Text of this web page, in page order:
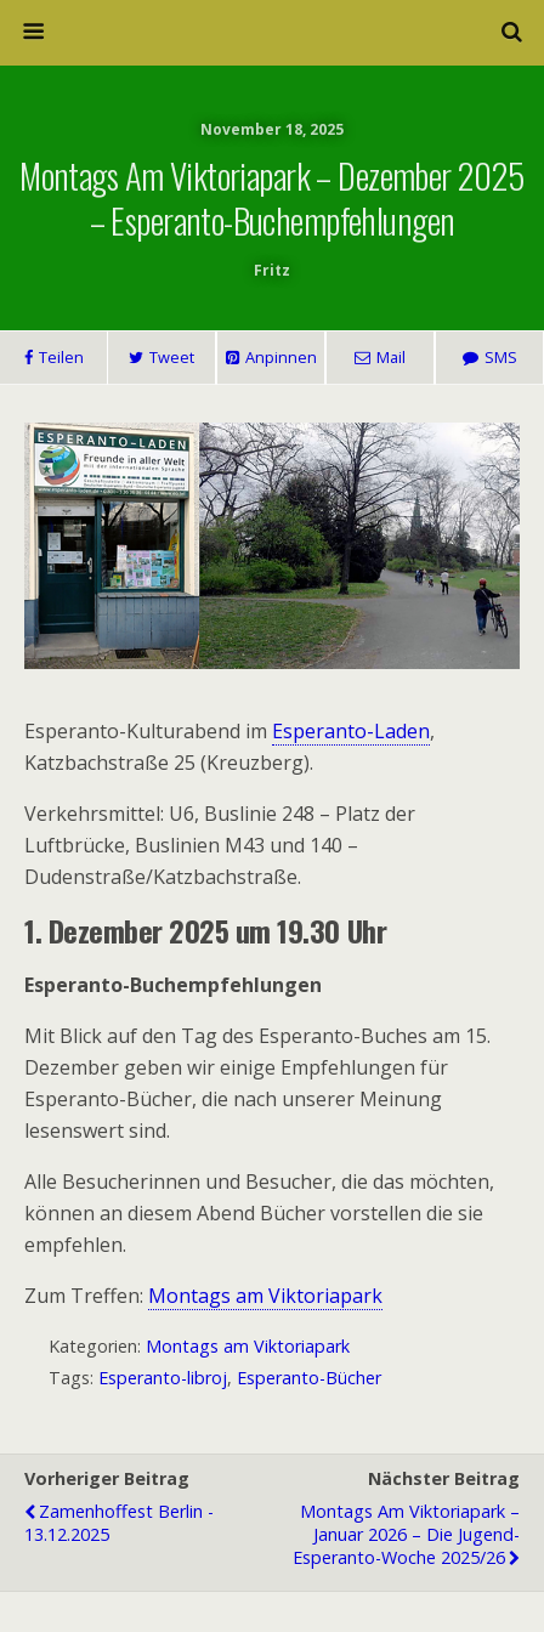
November 18, 2025
Montags Am Viktoriapark – Dezember 2025
– Esperanto-Buchempfehlungen
Fritz
Teilen Tweet Anpinnen Mail SMS
Esperanto-Kulturabend im Esperanto-Laden,
Katzbachstraße 25 (Kreuzberg).
Verkehrsmittel: U6, Buslinie 248 – Platz der
Luftbrücke, Buslinien M43 und 140 –
Dudenstraße/Katzbachstraße.
1.Dezember 2025 um19.30 Uhr
Esperanto-Buchempfehlungen
Mit Blick auf den Tag des Esperanto-Buches am 15.
Dezember geben wir einige Empfehlungen für
Esperanto-Bücher, die nach unserer Meinung
lesenswert sind.
Alle Besucherinnen und Besucher, die das möchten,
können an diesem Abend Bücher vorstellen die sie
empfehlen.
Zum Treffen: Montags am Viktoriapark
Kategorien: Montags am Viktoriapark
Tags: Esperanto-libroj, Esperanto-Bücher
Vorheriger Beitrag
Zamenhoffest Berlin -
13.12.2025
Nächster Beitrag
Montags Am Viktoriapark –
Januar 2026 – Die Jugend-
Esperanto-Woche 2025/26